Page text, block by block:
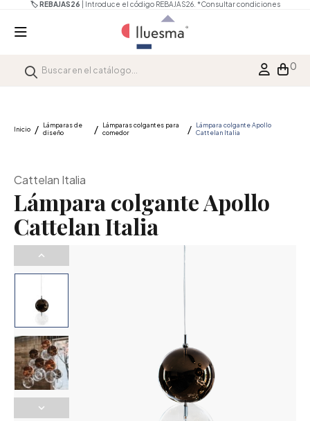
🏷️ REBAJAS26 | Introduce el código REBAJAS26. *Consultar condiciones
0
Inicio
Lámparas de
diseño
Lámparas colgantes para
comedor
Lámpara colgante Apollo
Cattelan Italia
Cattelan Italia
Lámpara colgante Apollo
Cattelan Italia